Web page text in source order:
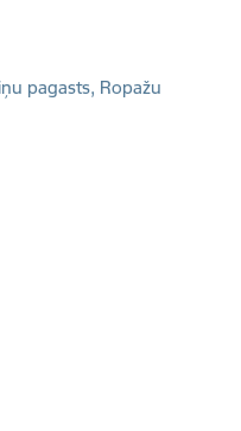
pagasts, Ropažu